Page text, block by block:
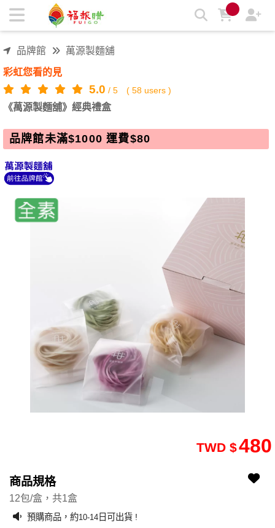
《萬源製麵舖》經典禮盒 | 福報購蔬食購物商城
品牌館 萬源製麵舖
彩虹您看的見
5.0 / 5 ( 58 users )
《萬源製麵舖》經典禮盒
品牌館未滿$1000 運費$80
480
TWD $
商品規格
12包/盒，共1盒
預購商品，約10-14 日可出貨 !